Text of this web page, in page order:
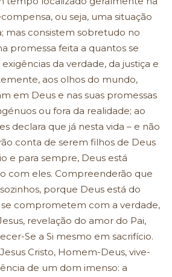
ou seja, uma situação
mas consistem sobretudo no
promessa feita a quantos se
da verdade, da justiça e
aos olhos do mundo,
em Deus e nas suas promessas
ou fora da realidade; ao
declara que já nesta vida – e não
conta de serem filhos de Deus
e para sempre, Deus está
com eles. Compreenderão que
porque Deus está do
comprometem com a verdade,
revelação do amor do Pai,
Se a Si mesmo em sacrifício.
Cristo, Homem-Deus, vive-
de um dom imenso: a